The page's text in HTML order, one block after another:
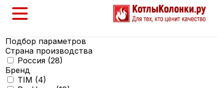
Подбор параметров
Страна производства
Россия (28)
Бренд
TIM (4)